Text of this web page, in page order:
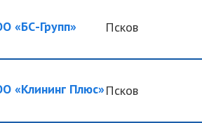
«БС-Групп» Псков
«Клининг Плюс»Псков